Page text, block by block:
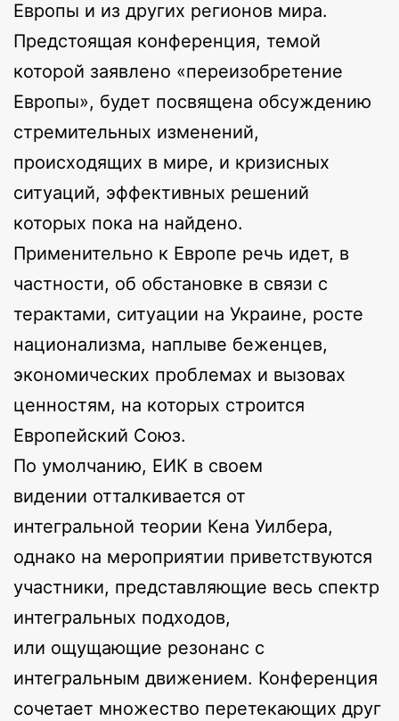
Европы и из других регионов мира.
Предстоящая конференция, темой
которой заявлено «переизобретение
Европы», будет посвящена обсуждению
стремительных изменений,
происходящих в мире, и кризисных
ситуаций, эффективных решений
которых пока на найдено.
Применительно к Европе речь идет, в
частности, об обстановке в связи с
терактами, ситуации на Украине, росте
национализма, наплыве беженцев,
экономических проблемах и вызовах
ценностям, на которых строится
Европейский Союз.
По умолчанию, ЕИК в своем
видении отталкивается от
интегральной теории Кена Уилбера,
однако на мероприятии приветствуются
участники, представляющие весь спектр
интегральных подходов,
или ощущающие резонанс с
интегральным движением. Конференция
сочетает множество перетекающих друг